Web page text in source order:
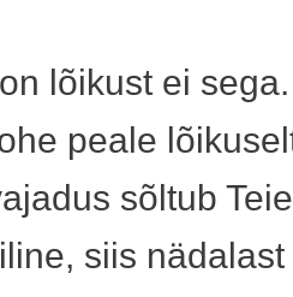
lõikust ei
peale
sõltub
siis